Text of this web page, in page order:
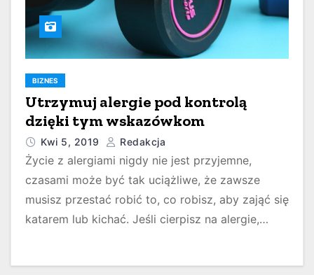
BIZNES
Utrzymuj alergie pod kontrolą
dzięki tym wskazówkom
Kwi 5, 2019 Redakcja
Życie z alergiami nigdy nie jest przyjemne,
czasami może być tak uciążliwe, że zawsze
musisz przestać robić to, co robisz, aby zająć się
katarem lub kichać. Jeśli cierpisz na alergie,…